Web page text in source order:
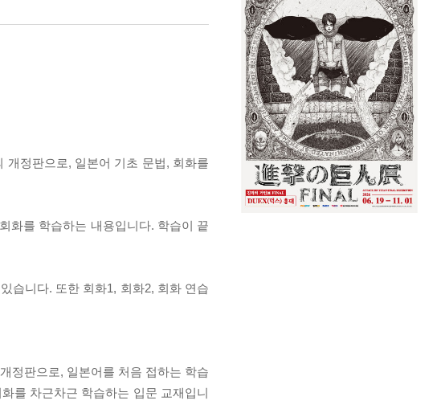
개정판으로, 일본어 기초 문법, 회화를
화를 학습하는 내용입니다. 학습이 끝
습니다. 또한 회화1, 회화2, 회화 연습
정판으로, 일본어를 처음 접하는 학습
를 차근차근 학습하는 입문 교재입니